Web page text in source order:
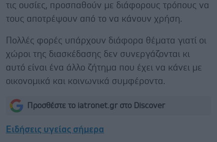
τις ουσίες, προσπαθούν με διάφορους τρόπους να
τους αποτρέψουν από το να κάνουν χρήση.
Πολλές φορές υπάρχουν διάφορα θέματα γιατί οι
χώροι της διασκέδασης δεν συνεργάζονται κι
αυτό είναι ένα άλλο ζήτημα που έχει να κάνει με
οικονομικά και κοινωνικά συμφέροντα.
Προσθέστε το iatronet.gr στο Discover
Ειδήσεις υγείας σήμερα